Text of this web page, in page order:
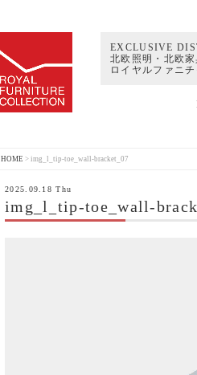
EXCLUSIVE
北欧照明・北欧
ロイヤルファニ
HOME > img_l_tip-toe_wall-bracket_07
2025.09.18 Thu
img_l_tip-toe_wall-